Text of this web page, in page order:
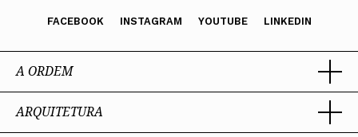
FACEBOOK INSTAGRAM YOUTUBE LINKEDIN
A ORDEM
Ordem dos Arquitectos
Sobre a OA
ARQUITETURA